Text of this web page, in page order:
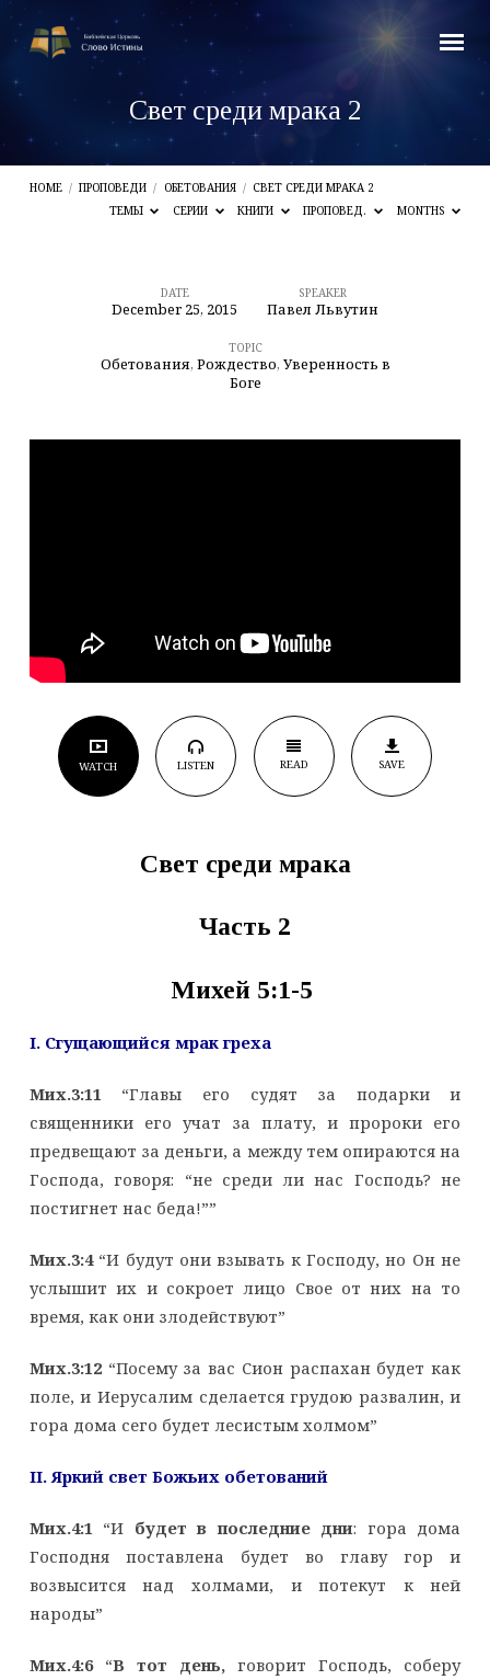
Свет среди мрака 2
HOME / ПРОПОВЕДИ / ОБЕТОВАНИЯ / СВЕТ СРЕДИ МРАКА 2
ТЕМЫ
СЕРИИ КНИГИ ПРОПОВЕД. MONTHS
среди
DATE
December 25, 2015
SPEAKER
Павел Львутин
TOPIC
Обетования, Рождество, Уверенность в
Боге
WATCH LISTEN READ SAVE
Свет среди мрака
Часть 2
Михей 5:1-5
I. Сгущающийся мрак греха
Мих.3:11 “Главы его судят за подарки и
священники его учат за плату, и пророки его
предвещают за деньги, а между тем опираются на
Господа, говоря: “не среди ли нас Господь? не
постигнет нас беда!””
Мих.3:4“И будут они взывать к Господу, но Он не
услышит их и сокроет лицо Свое от них на то
время, как они злодействуют”
Мих.3:12“Посему за вас Сион распахан будет как
поле, и Иерусалим сделается грудою развалин, и
гора дома сего будет лесистым холмом”
II. Яркий свет Божьих обетований
Мих.4:1 “И будет в последние дни: гора дома
Господня поставлена будет во главу гор и
возвысится над холмами, и потекут к ней
народы”
Мих.4:6“В тот день, говорит Господь, соберу